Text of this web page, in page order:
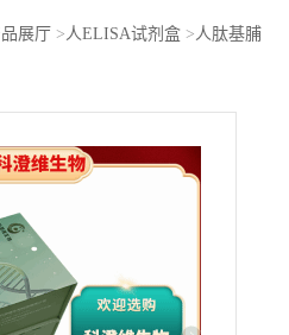
展厅> 人ELISA试剂盒> 人肽基脯